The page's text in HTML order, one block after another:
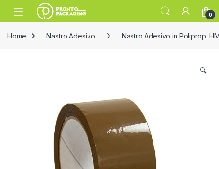
Skip to navigation
Skip to content
Open 0
Home Nastro Adesivo Nastro Adesivo in Poliprop.
🔍